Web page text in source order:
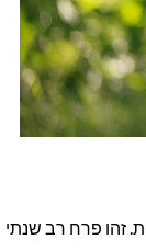
זהו פרח רב שנתי